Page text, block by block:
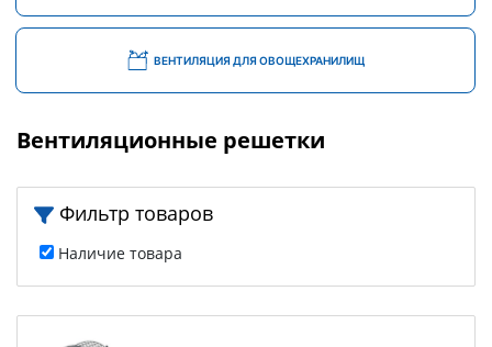
ВЕНТИЛЯЦИЯ ДЛЯ ОВОЩЕХРАНИЛИЩ
Вентиляционные решетки
Фильтр товаров
Наличие товара